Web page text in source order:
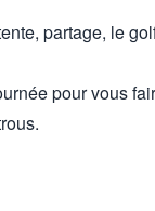
partage, le
pour vous